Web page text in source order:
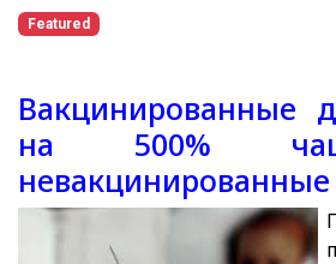
Featured
Вакцинированные
на 500%
невакцинированные